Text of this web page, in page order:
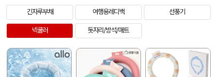
긴자루부채 여행용레디백 선풍기
넥쿨러 돗자리/방석/매트